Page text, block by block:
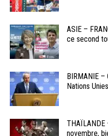
ASIE –
ce second
BIRMANIE
Nations Unies
THAÏLANDE
novembre,